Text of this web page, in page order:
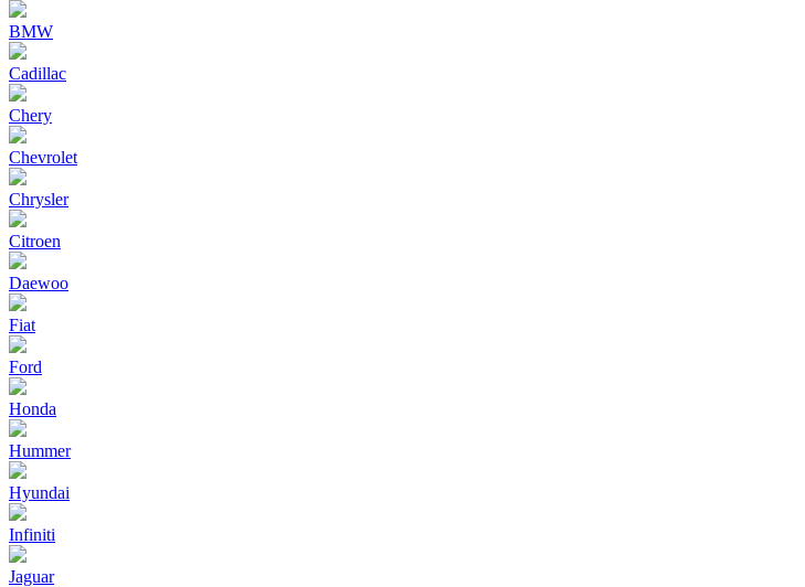
BMW
Cadillac
Chery
Chevrolet
Chrysler
Citroen
Daewoo
Fiat
Ford
Honda
Hummer
Hyundai
Infiniti
Jaguar